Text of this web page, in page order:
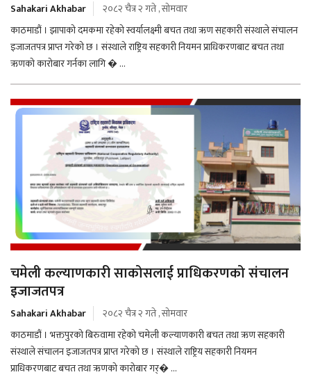
Sahakari Akhabar
२०८२ चैत्र २ गते , सोमवार
काठमाडौं । झापाको दमकमा रहेको स्वर्यालक्ष्मी बचत तथा ऋण सहकारी संस्थाले संचालन
इजाजतपत्र प्राप्त गरेको छ । संस्थाले राष्ट्रिय सहकारी नियमन प्राधिकरणबाट बचत तथा
ऋणको कारोबार गर्नका लागि � ...
चमेली कल्याणकारी साकोसलाई प्राधिकरणको संचालन
इजाजतपत्र
Sahakari Akhabar
२०८२ चैत्र २ गते , सोमवार
काठमाडौं । भक्तपुरको बिरुवामा रहेको चमेली कल्याणकारी बचत तथा ऋण सहकारी
संस्थाले संचालन इजाजतपत्र प्राप्त गरेको छ । संस्थाले राष्ट्रिय सहकारी नियमन
प्राधिकरणबाट बचत तथा ऋणको कारोबार गर्� ...